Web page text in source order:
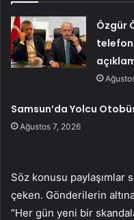
Özgür
Samsun’da Yolcu
Ağustos 7, 2026
Söz konusu paylaşımlar
çeken. Gönderilerin
“Her gün yeni bir